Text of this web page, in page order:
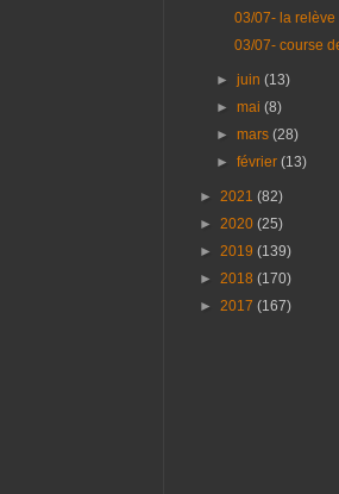
03/07- la relève
03/07- course
►juin(13)
►mai(8)
►mars(28)
►février(13)
► 2021 (82)
► 2020 (25)
► 2019 (139)
► 2018 (170)
► 2017 (167)